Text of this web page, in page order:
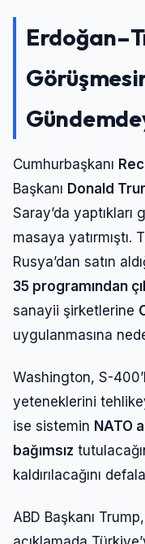
Cumhurbaşkanı
Başkanı Donald
Saray’da
masaya yatırmıştı.
Rusya’dan satın
35 programından
sanayii şirketlerine
uygulanmasına
Washington, S-
yeteneklerini
ise sistemin NATO
bağımsız
kaldırılacağını
ABD Başkanı
Giriş Yap
Kullanıcı Adı